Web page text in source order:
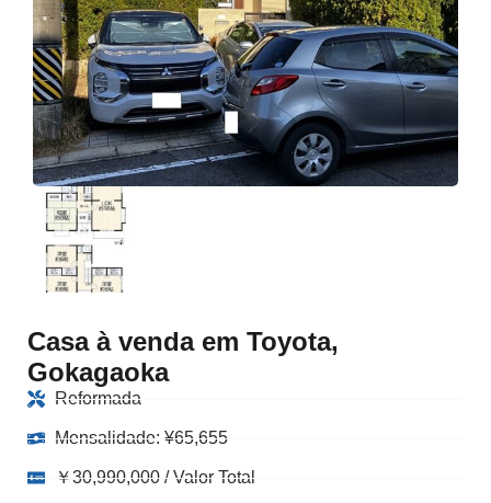
Casa à venda em Toyota,
Gokagaoka
Reformada
Mensalidade: ¥65,655
￥30,990,000 / Valor Total